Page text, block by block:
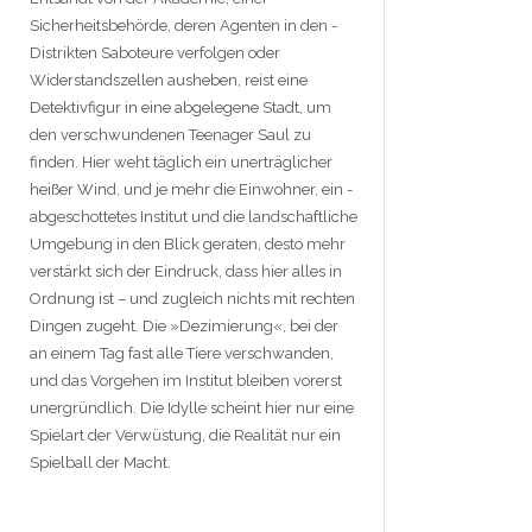
Sicherheitsbehörde, deren Agenten in den ­
Distrikten Saboteure verfolgen oder
Widerstandszellen ausheben, reist eine
Detektivfigur in eine ­abgelegene Stadt, um
den verschwundenen Teenager Saul zu
finden. Hier weht täglich ein unerträglicher
heißer Wind, und je mehr die Einwohner, ein ­
abgeschottetes Institut und die landschaftliche
Umgebung in den Blick geraten, desto mehr
verstärkt sich der Eindruck, dass hier alles in
Ordnung ist – und zugleich nichts mit ­rechten
Dingen zugeht. Die »Dezimierung«, bei der
an einem Tag fast alle Tiere ­verschwanden,
und das Vorgehen im Institut bleiben vorerst
unergründlich. Die Idylle scheint hier nur eine
Spielart der Verwüstung, die Realität nur ein
Spielball der Macht.